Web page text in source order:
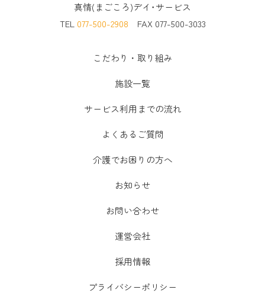
真情(まごころ)デイ･サービス
TEL 077-500-2908 FAX 077-500-3033
こだわり・取り組み
施設一覧
サービス利用までの流れ
よくあるご質問
介護でお困りの方へ
お知らせ
お問い合わせ
運営会社
採用情報
プライバシーポリシー